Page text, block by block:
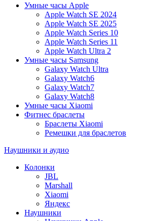
Умные часы Apple
Apple Watch SE 2024
Apple Watch SE 2025
Apple Watch Series 10
Apple Watch Series 11
Apple Watch Ultra 2
Умные часы Samsung
Galaxy Watch Ultra
Galaxy Watch6
Galaxy Watch7
Galaxy Watch8
Умные часы Xiaomi
Фитнес браслеты
Браслеты Xiaomi
Ремешки для браслетов
Наушники и аудио
Колонки
JBL
Marshall
Xiaomi
Яндекс
Наушники